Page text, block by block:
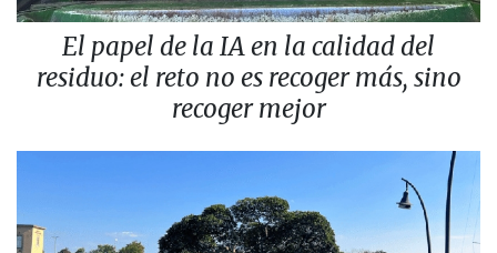
El papel de la IA en la calidad del
residuo: el reto no es recoger más, sino
recoger mejor